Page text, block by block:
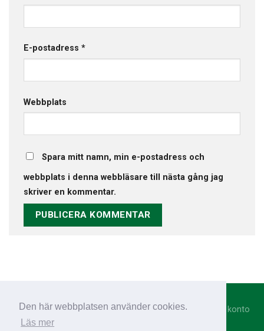
Den här webbplatsen använder cookies.
Läs mer
E-postadress *
Webbplats
Spara mitt namn, min e-postadress och
webbplats i denna webbläsare till nästa gång jag
skriver en kommentar.
Integritetspolicy|Cookies|Annonsmaterial|Registrera konto